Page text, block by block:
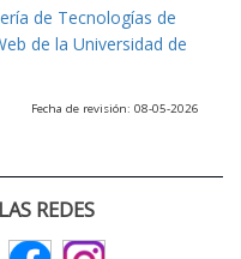
de Tecnologías de
de la Universidad de
Fecha de revisión: 08-05-2026
REDES